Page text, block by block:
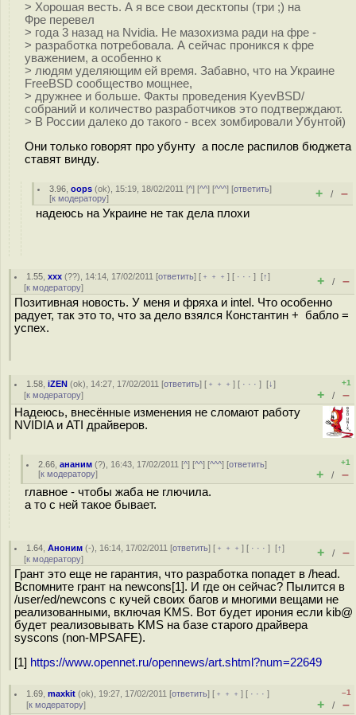
> Хорошая весть. А я все свои десктопы (три ;) на
Фре перевел
> года 3 назад на Nvidia. Не мазохизма ради на фре -
> разработка потребовала. А сейчас проникся к фре
уважением, а особенно к
> людям уделяющим ей время. Забавно, что на Украине
FreeBSD сообщество мощнее,
> дружнее и больше. Факты проведения KyevBSD/
собраний и количество разработчиков это подтверждают.
> В России далеко до такого - всех зомбировали Убунтой)
Они только говорят про убунту а после распилов бюджета
ставят винду.
3.96 ,oops (ok), 15:19, 18/02/2011 [^] [^^] [^^^] [ответить]
[к модератору] + / –
надеюсь на Украине не так дела плохи
1.55 ,xxx (??), 14:14, 17/02/2011 [ответить] [ ﹢﹢﹢] [ · · ·][↑]
[к модератору] + / –
Позитивная новость. У меня и фряха и intel. Что особенно
радует, так это то, что за дело взялся Константин + бабло =
успех.
1.58 ,iZEN (ok), 14:27, 17/02/2011 [ответить] [ ﹢﹢﹢] [ · · ·][↓]
[к модератору]
+1
+ / –
Надеюсь, внесённые изменения не сломают работу
NVIDIA и ATI драйверов.
2.66 ,ананим (?), 16:43, 17/02/2011 [^] [^^] [^^^] [ответить]
[к модератору]
+1
+ / –
главное - чтобы жаба не глючила.
а то с ней такое бывает.
1.64 ,Аноним (-), 16:14, 17/02/2011 [ответить] [ ﹢﹢﹢] [ · · ·][↑]
[к модератору] + / –
Грант это еще не гарантия, что разработка попадет в /head.
Вспомните грант на newcons[1]. И где он сейчас? Пылится в
/user/ed/newcons с кучей своих багов и многими вещами не
реализованными, включая KMS. Вот будет ирония если kib@
будет реализовывать KMS на базе старого драйвера
syscons (non-MPSAFE).
[1] https://www.opennet.ru/opennews/art.shtml?num=22649
1.69 ,maxkit (ok), 19:27, 17/02/2011 [ответить] [ ﹢﹢﹢] [ · · ·]
[к модератору]
–1
+ / –